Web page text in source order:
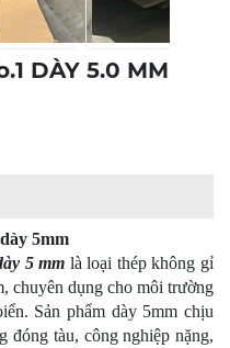
DÀY 5.0 MM
5mm
5 mm là loại thép không gỉ
chuyên dụng cho môi trường
Sản phẩm dày 5mm chịu
đóng tàu, công nghiệp nặng,